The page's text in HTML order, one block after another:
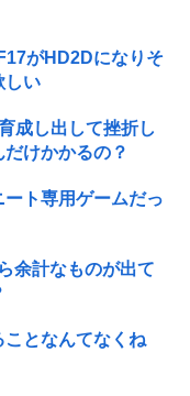
がHD2Dになりそ
しい
成し出して挫折し
けかかるの？
ト専用ゲームだっ
余計なものが出て
となんてなくね